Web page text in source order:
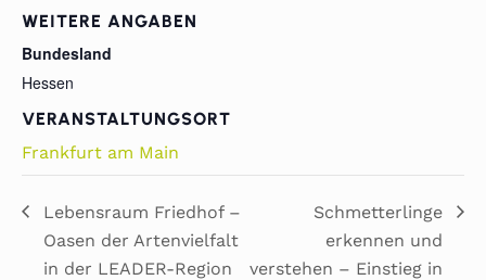
VERANSTALTUNGSORT
Frankfurt am Main
WEITERE ANGABEN
Bundesland
Hessen
Lebensraum Friedhof –
Oasen der Artenvielfalt
in der LEADER-Region
Schmetterlinge
erkennen und
verstehen – Einstieg in